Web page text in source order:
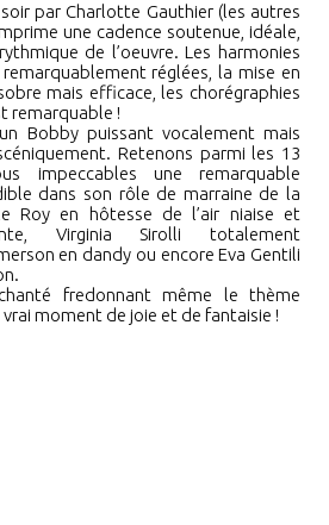
par Charlotte Gauthier (les autres
une cadence soutenue, idéale,
de l’oeuvre. Les harmonies
réglées, la mise en
mais efficace, les chorégraphies
remarquable !
Bobby puissant vocalement mais
Retenons parmi les 13
impeccables une remarquable
dans son rôle de marraine de la
Roy en hôtesse de l’air niaise et
Virginia Sirolli totalement
en dandy ou encore Eva Gentili
fredonnant même le thème
moment de joie et de fantaisie !